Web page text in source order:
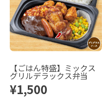
【ごはん特盛】ミックス
グリルデラックス弁当
¥1,500